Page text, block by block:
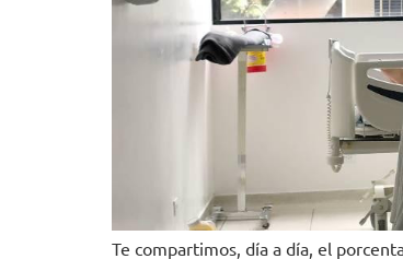
Te compartimos, día a día, el